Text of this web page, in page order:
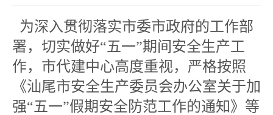
为深入贯彻落实市委市政府的工作部
署，切实做好“五一”期间安全生产工
作，市代建中心高度重视，严格按照
《汕尾市安全生产委员会办公室关于加
强“五一”假期安全防范工作的通知》等